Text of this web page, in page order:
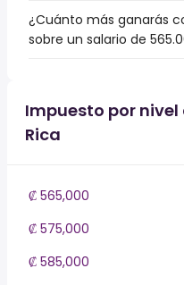
¿Cuánto más ganarás
sobre un salario de
Impuesto por
Rica
₡ 565,000
₡ 575,000
₡ 585,000